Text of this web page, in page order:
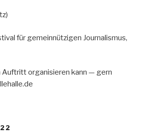
für gemeinnützigen Journalismus,
Auftritt organisieren kann — gern